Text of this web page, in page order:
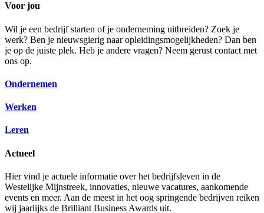
Voor jou
Wil je een bedrijf starten of je onderneming uitbreiden? Zoek je
werk? Ben je nieuwsgierig naar opleidingsmogelijkheden? Dan ben
je op de juiste plek. Heb je andere vragen? Neem gerust contact met
ons op.
Ondernemen
Werken
Leren
Actueel
Hier vind je actuele informatie over het bedrijfsleven in de
Westelijke Mijnstreek, innovaties, nieuwe vacatures, aankomende
events en meer. Aan de meest in het oog springende bedrijven reiken
wij jaarlijks de Brilliant Business Awards uit.